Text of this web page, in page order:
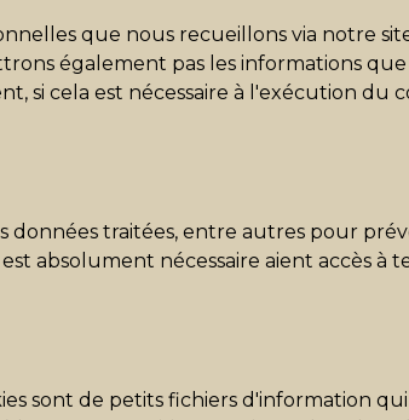
que nous recueillons via notre
également pas les informations
si cela est nécessaire à l'exécution du
traitées, entre autres pour
absolument nécessaire aient accès à
sont de petits fichiers d'information